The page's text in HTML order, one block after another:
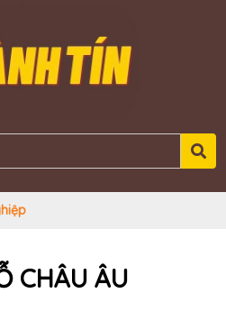
CHÂU ÂU